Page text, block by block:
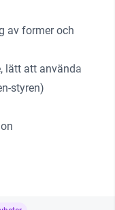
av former och
lätt att använda
styren)